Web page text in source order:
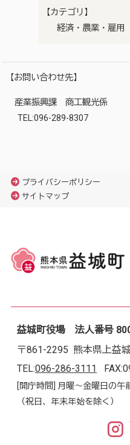
【カテゴリ】
経済・農業・雇用
【お問い合わせ先】
産業振興課 商工観光係
TEL:096-289-8307
プライバシーポリシー
サイトマップ
益城町役場 法人番号
〒861-2295 熊本県上益
TEL:096-286-3111
[開庁時間] 月曜～金曜日の
（祝日、年末年始を除く）